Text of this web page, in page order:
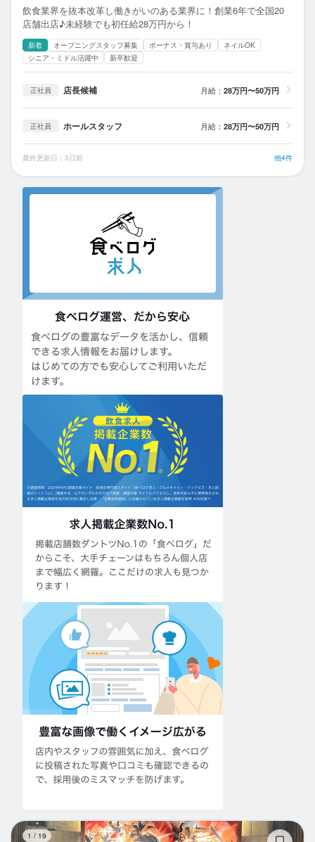
飲食業界を抜本改革し働きがいのある業界に！創業6年で全国20
店舗出店♪未経験でも初任給28万円から！
新着 オープニングスタッフ募集 ボーナス・賞与あり
ネイルOK
シニア・ミドル活躍中
新卒歓迎
正社員 店長候補 月給： 28万円〜50万円
正社員 ホールスタッフ 月給： 28万円〜50万円
最終更新日：3日前 他4件
1 / 19